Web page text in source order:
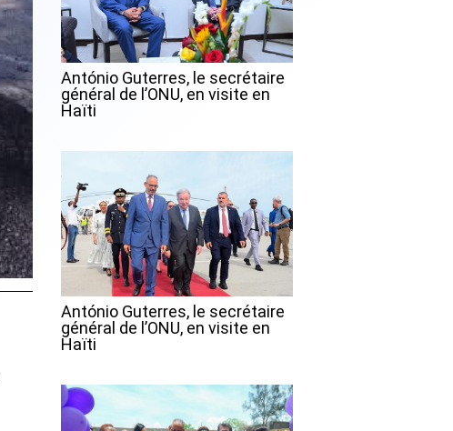
António Guterres, le secrétaire
général de l’ONU, en visite en
Haïti
António Guterres, le secrétaire
général de l’ONU, en visite en
Haïti